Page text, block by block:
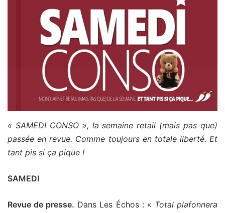
« SAMEDI CONSO », la semaine retail (mais pas que)
passée en revue. Comme toujours en totale liberté. Et
tant pis si ça pique !
SAMEDI
Revue de presse. Dans Les Échos : « Total plafonnera